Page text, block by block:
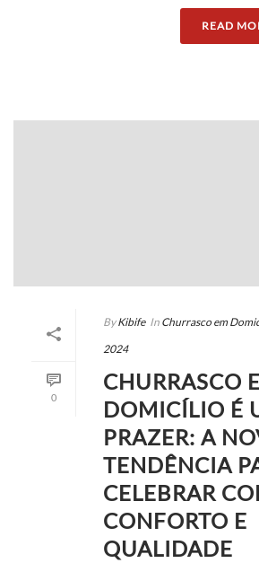
READ
0
By Kibife In Churrasco em
2024
CHURRASCO
DOMICÍLIO É
PRAZER: A
TENDÊNCIA
CELEBRAR
CONFORTO E
QUALIDADE